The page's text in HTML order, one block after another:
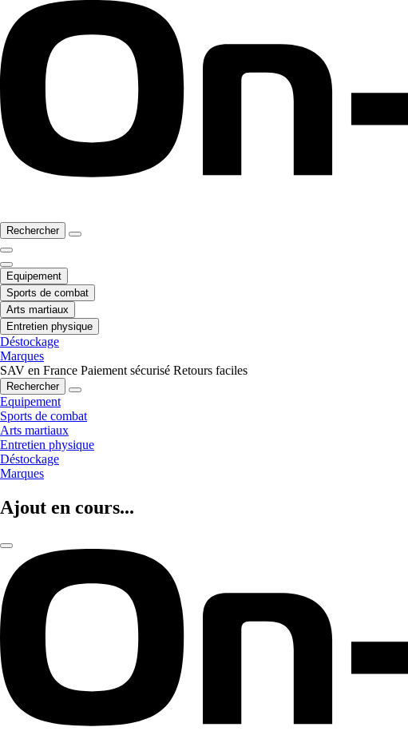
Rechercher
Equipement
Sports de combat
Arts martiaux
Entretien physique
Déstockage
Marques
SAV en France Paiement sécurisé Retours faciles
Rechercher
Equipement
Sports de combat
Arts martiaux
Entretien physique
Déstockage
Marques
Ajout en cours...